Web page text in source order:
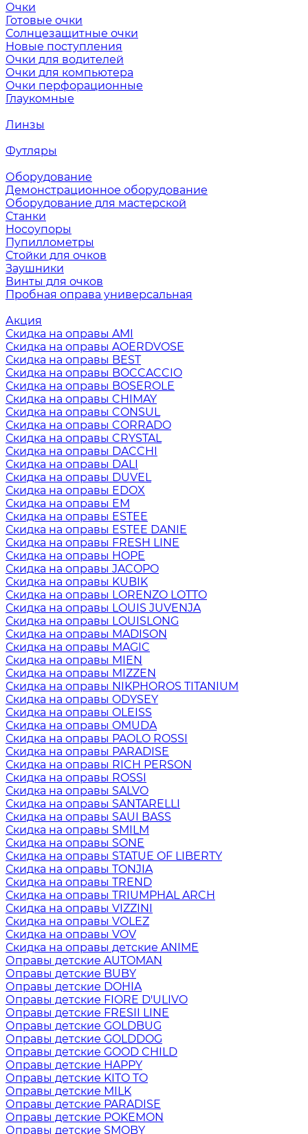
Очки
Готовые очки
Солнцезащитные очки
Новые поступления
Очки для водителей
Очки для компьютера
Очки перфорационные
Глаукомные
Линзы
Футляры
Оборудование
Демонстрационное оборудование
Оборудование для мастерской
Станки
Носоупоры
Пупиллометры
Стойки для очков
Заушники
Винты для очков
Пробная оправа универсальная
Акция
Скидка на оправы AMI
Скидка на оправы AOERDVOSE
Скидка на оправы BEST
Скидка на оправы BOCCACCIO
Скидка на оправы BOSEROLE
Скидка на оправы CHIMAY
Скидка на оправы CONSUL
Скидка на оправы CORRADO
Скидка на оправы CRYSTAL
Скидка на оправы DACCHI
Скидка на оправы DALI
Скидка на оправы DUVEL
Скидка на оправы EDOX
Скидка на оправы EM
Скидка на оправы ESTEE
Скидка на оправы ESTEE DANIE
Скидка на оправы FRESH LINE
Скидка на оправы HOPE
Скидка на оправы JACOPO
Скидка на оправы KUBIK
Скидка на оправы LORENZO LOTTO
Скидка на оправы LOUIS JUVENJA
Скидка на оправы LOUISLONG
Скидка на оправы MADISON
Скидка на оправы MAGIC
Скидка на оправы MIEN
Скидка на оправы MIZZEN
Скидка на оправы NIKPHOROS TITANIUM
Скидка на оправы ODYSEY
Скидка на оправы OLEISS
Скидка на оправы OMUDA
Скидка на оправы PAOLO ROSSI
Скидка на оправы PARADISE
Скидка на оправы RICH PERSON
Скидка на оправы ROSSI
Скидка на оправы SALVO
Скидка на оправы SANTARELLI
Скидка на оправы SAUI BASS
Скидка на оправы SMILM
Скидка на оправы SONE
Скидка на оправы STATUE OF LIBERTY
Скидка на оправы TONJIA
Скидка на оправы TREND
Скидка на оправы TRIUMPHAL ARCH
Скидка на оправы VIZZINI
Скидка на оправы VOLEZ
Скидка на оправы VOV
Скидка на оправы детские ANIME
Оправы детские AUTOMAN
Оправы детские BUBY
Оправы детские DOHIA
Оправы детские FIORE D'ULIVO
Оправы детские FRESII LINE
Оправы детские GOLDBUG
Оправы детские GOLDDOG
Оправы детские GOOD CHILD
Оправы детские HAPPY
Оправы детские KITO TO
Оправы детские MILK
Оправы детские PARADISE
Оправы детские POKEMON
Оправы детские SMOBY